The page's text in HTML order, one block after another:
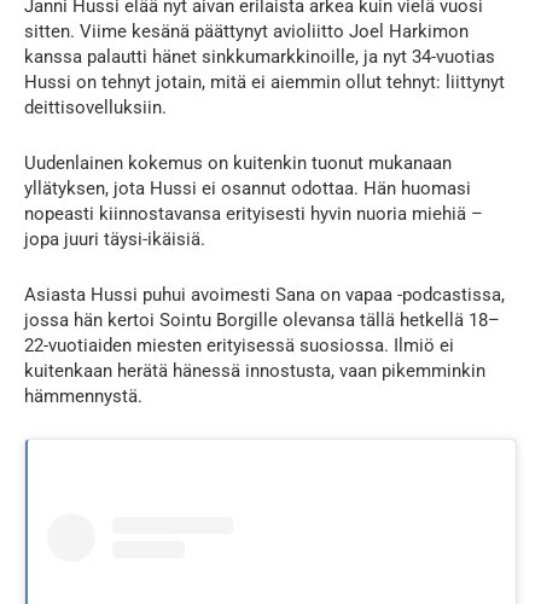
Janni Hussi elää nyt aivan erilaista arkea kuin vielä vuosi
sitten. Viime kesänä päättynyt avioliitto Joel Harkimon
kanssa palautti hänet sinkkumarkkinoille, ja nyt 34-vuotias
Hussi on tehnyt jotain, mitä ei aiemmin ollut tehnyt: liittynyt
deittisovelluksiin.
Uudenlainen kokemus on kuitenkin tuonut mukanaan
yllätyksen, jota Hussi ei osannut odottaa. Hän huomasi
nopeasti kiinnostavansa erityisesti hyvin nuoria miehiä –
jopa juuri täysi-ikäisiä.
Asiasta Hussi puhui avoimesti Sana on vapaa -podcastissa,
jossa hän kertoi Sointu Borgille olevansa tällä hetkellä 18–
22-vuotiaiden miesten erityisessä suosiossa. Ilmiö ei
kuitenkaan herätä hänessä innostusta, vaan pikemminkin
hämmennystä.